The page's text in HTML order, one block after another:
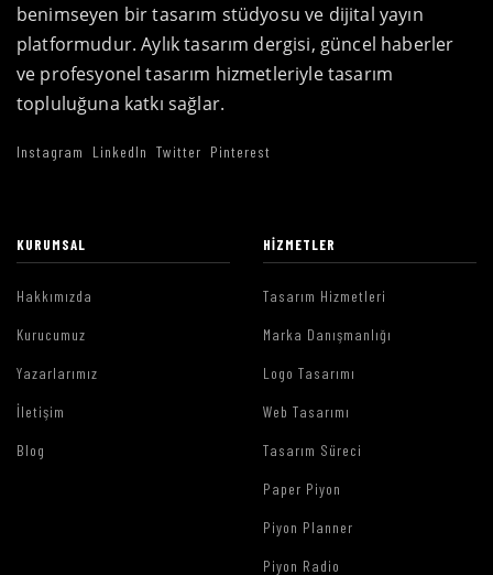
benimseyen bir tasarım stüdyosu ve dijital yayın
platformudur. Aylık tasarım dergisi, güncel haberler
ve profesyonel tasarım hizmetleriyle tasarım
topluluğuna katkı sağlar.
Instagram LinkedIn Twitter Pinterest
KURUMSAL
Hakkımızda
Kurucumuz
Yazarlarımız
İletişim
Blog
HIZMETLER
Tasarım Hizmetleri
Marka Danışmanlığı
Logo Tasarımı
Web Tasarımı
Tasarım Süreci
Paper Piyon
Piyon Planner
Piyon Radio